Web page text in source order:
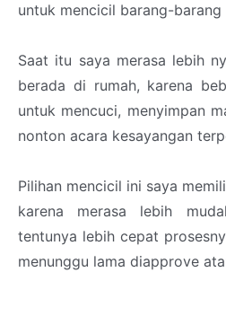
untuk mencicil barang-barang
Saat itu saya merasa lebih
berada di rumah, karena
untuk mencuci, menyimpan
nonton acara kesayangan
Pilihan mencicil ini saya
karena merasa lebih
tentunya lebih cepat
menunggu lama diapprove